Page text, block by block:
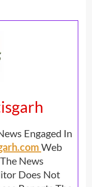
Engaged In
Web
News
Does Not